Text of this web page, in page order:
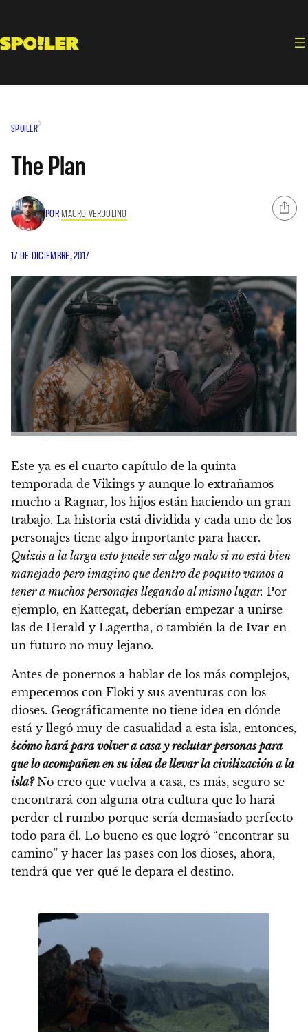
contenido
SPOILER
The Plan
POR MAURO VERDOLINO
17 DE DICIEMBRE, 2017
Este ya es el cuarto capítulo de la quinta
temporada de Vikings y aunque lo extrañamos
mucho a Ragnar, los hijos están haciendo un gran
trabajo. La historia está dividida y cada uno de los
personajes tiene algo importante para hacer.
Quizás a la larga esto puede ser algo malo si no está bien
manejado pero imagino que dentro de poquito vamos a
tener a muchos personajes llegando al mismo lugar. Por
ejemplo, en Kattegat, deberían empezar a unirse
las de Herald y Lagertha, o también la de Ivar en
un futuro no muy lejano.
Antes de ponernos a hablar de los más complejos,
empecemos con Floki y sus aventuras con los
dioses. Geográficamente no tiene idea en dónde
está y llegó muy de casualidad a esta isla, entonces,
¿cómo hará para volver a casa y reclutar personas para
que lo acompañen en su idea de llevar la civilización a la
isla?No creo que vuelva a casa, es más, seguro se
encontrará con alguna otra cultura que lo hará
perder el rumbo porque sería demasiado perfecto
todo para él. Lo bueno es que logró “encontrar su
camino” y hacer las pases con los dioses, ahora,
tendrá que ver qué le depara el destino.